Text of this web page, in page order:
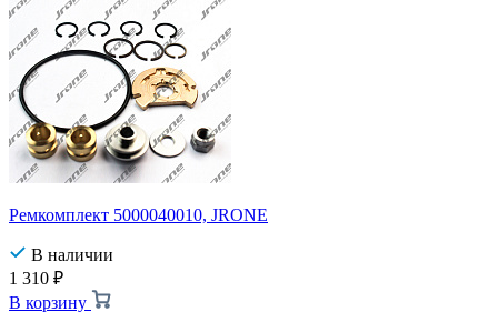
Ремкомплект 5000040010, JRONE
В наличии
1 310 ₽
В корзину